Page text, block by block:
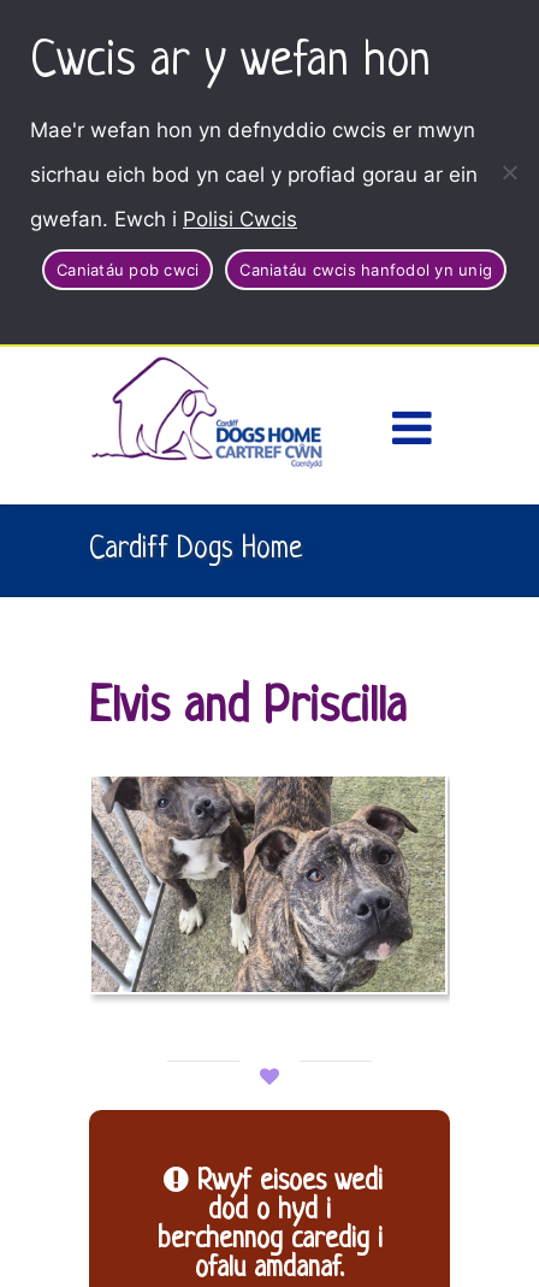
Cwcis ar y wefan hon
Mae'r wefan hon yn defnyddio cwcis er mwyn
sicrhau eich bod yn cael y profiad gorau ar ein
gwefan. Ewch i Polisi Cwcis
Caniatáu pob cwci Caniatáu cwcis hanfodol yn unig
Cardiff Dogs Home
Elvis and Priscilla
Rwyf eisoes wedi
dod o hyd i
berchennog caredig i
ofalu amdanaf.